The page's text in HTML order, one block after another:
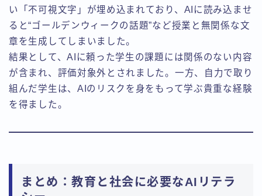
い「不可視文字」が埋め込まれており、AIに読み込ませ
ると“ゴールデンウィークの話題”など授業と無関係な文
章を生成してしまいました。
結果として、AIに頼った学生の課題には関係のない内容
が含まれ、評価対象外とされました。一方、自力で取り
組んだ学生は、AIのリスクを身をもって学ぶ貴重な経験
を得ました。
まとめ：教育と社会に必要なAIリテラ